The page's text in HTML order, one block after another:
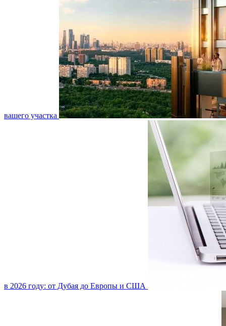
вашего участка
в 2026 году: от Дубая до Европы и США